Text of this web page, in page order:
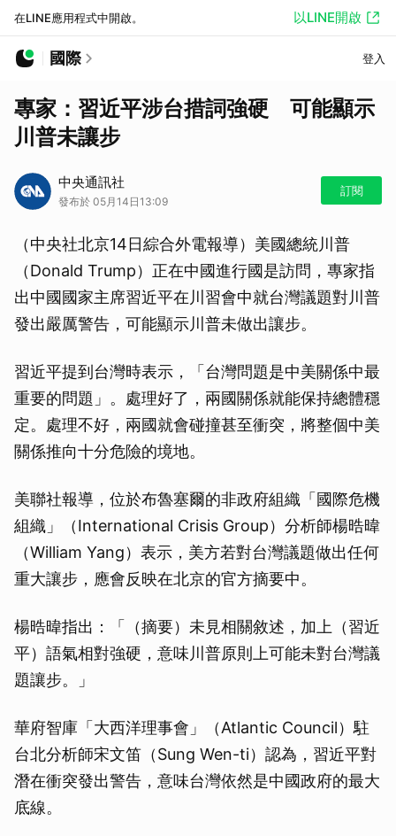
在LINE應用程式中開啟。 以LINE開啟
國際 登入
專家：習近平涉台措詞強硬 可能顯示
川普未讓步
中央通訊社
發布於 05月14日13:09
訂閱
（中央社北京14日綜合外電報導）美國總統川普
（Donald Trump）正在中國進行國是訪問，專家指
出中國國家主席習近平在川習會中就台灣議題對川普
發出嚴厲警告，可能顯示川普未做出讓步。
習近平提到台灣時表示，「台灣問題是中美關係中最
重要的問題」。處理好了，兩國關係就能保持總體穩
定。處理不好，兩國就會碰撞甚至衝突，將整個中美
關係推向十分危險的境地。
美聯社報導，位於布魯塞爾的非政府組織「國際危機
組織」（International Crisis Group）分析師楊晧暐
（William Yang）表示，美方若對台灣議題做出任何
重大讓步，應會反映在北京的官方摘要中。
楊晧暐指出：「（摘要）未見相關敘述，加上（習近
平）語氣相對強硬，意味川普原則上可能未對台灣議
題讓步。」
華府智庫「大西洋理事會」（Atlantic Council）駐
台北分析師宋文笛（Sung Wen-ti）認為，習近平對
潛在衝突發出警告，意味台灣依然是中國政府的最大
底線。